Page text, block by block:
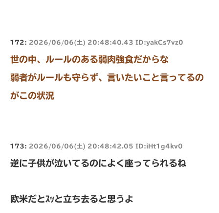
172: 2026/06/06(土) 20:48:40.43 ID:yakCs7vz0
世の中、ルールのある弱肉強食だからな
弱者がルールも守らず、言いたいこと言ってるの
がこの状況
173: 2026/06/06(土) 20:48:42.05 ID:iHt1g4kv0
逆に子供が泣いてるのによく座ってられるね
欧米だとｽｯと立ち去ると思うよ